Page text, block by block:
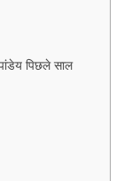
पिछले साल